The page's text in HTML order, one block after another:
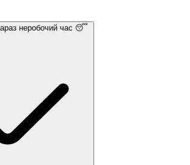
неробочий час 😴